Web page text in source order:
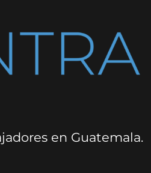
en Guatemala.